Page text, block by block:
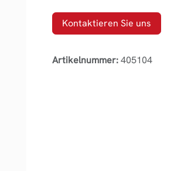
Kontaktieren Sie uns
Artikelnummer:405104